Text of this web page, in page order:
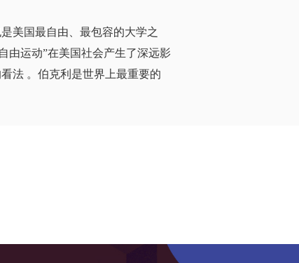
美国最自由、最包容的大学之
由运动”在美国社会产生了深远影
法 。伯克利是世界上最重要的